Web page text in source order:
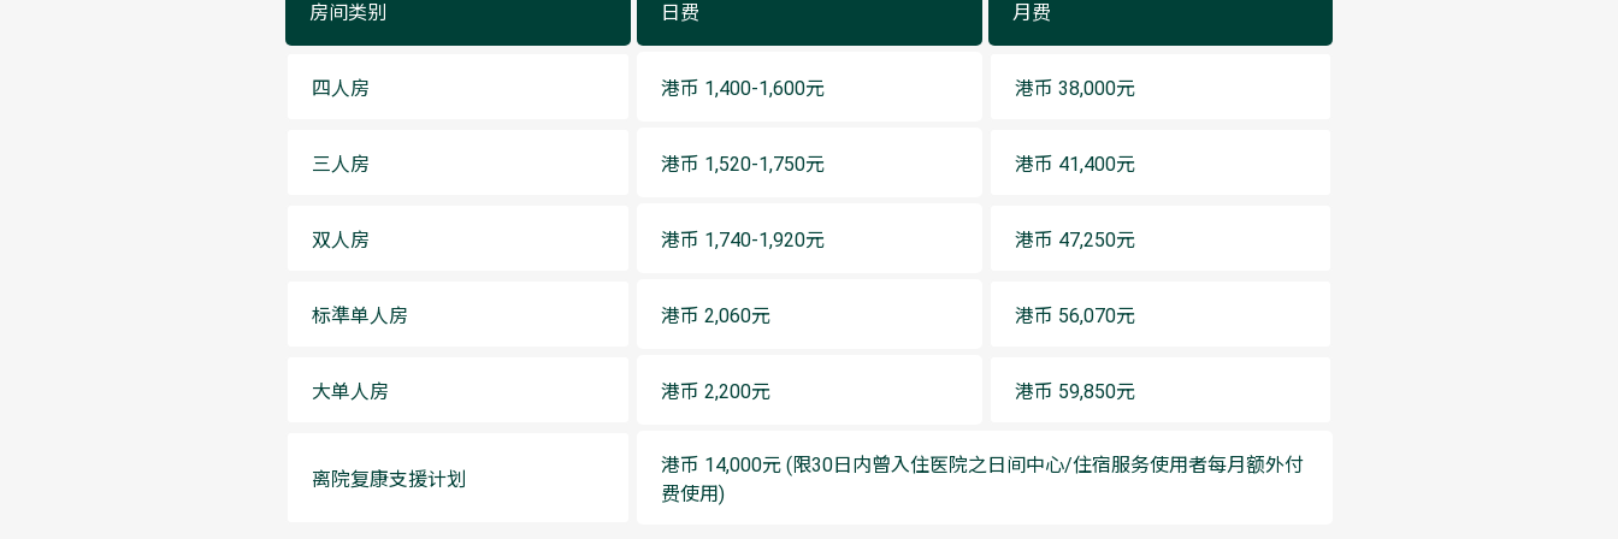
房间类别 日费 月费
四人房 港币 1,400-1,600元 港币 38,000元
三人房 港币 1,520-1,750元 港币 41,400元
双人房 港币 1,740-1,920元 港币 47,250元
标準单人房 港币 2,060元 港币 56,070元
大单人房 港币 2,200元 港币 59,850元
离院复康支援计划
港币 14,000元 (限30日内曾入住医院之日间中心/住宿服务使用者每月额外付
费使用)